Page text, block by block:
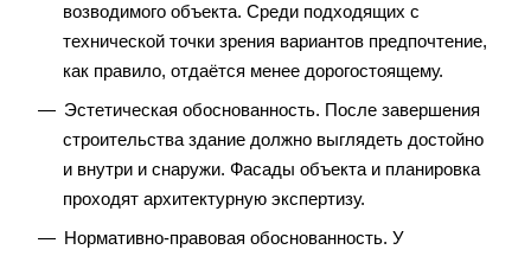
возводимого объекта. Среди подходящих с
технической точки зрения вариантов предпочтение,
как правило, отдаётся менее дорогостоящему.
Эстетическая обоснованность. После завершения
строительства здание должно выглядеть достойно
и внутри и снаружи. Фасады объекта и планировка
проходят архитектурную экспертизу.
Нормативно-правовая обоснованность. У